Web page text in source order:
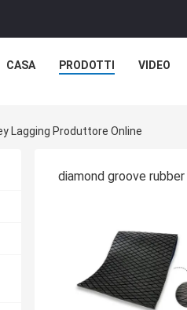
CASA PRODOTTI VIDEO
Lagging Produttore Online
diamond groove